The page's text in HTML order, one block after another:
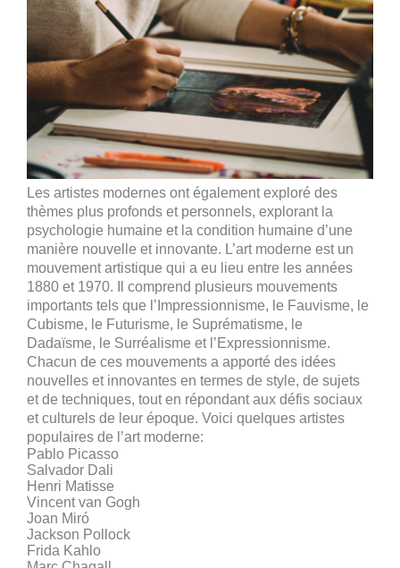
Les artistes modernes ont également exploré des
thèmes plus profonds et personnels, explorant la
psychologie humaine et la condition humaine d’une
manière nouvelle et innovante. L’art moderne est un
mouvement artistique qui a eu lieu entre les années
1880 et 1970. Il comprend plusieurs mouvements
importants tels que l’Impressionnisme, le Fauvisme, le
Cubisme, le Futurisme, le Suprématisme, le
Dadaïsme, le Surréalisme et l’Expressionnisme.
Chacun de ces mouvements a apporté des idées
nouvelles et innovantes en termes de style, de sujets
et de techniques, tout en répondant aux défis sociaux
et culturels de leur époque. Voici quelques artistes
populaires de l’art moderne:
Pablo Picasso
Salvador Dali
Henri Matisse
Vincent van Gogh
Joan Miró
Jackson Pollock
Frida Kahlo